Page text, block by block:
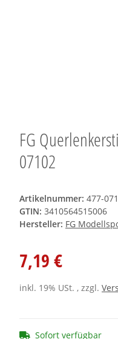
FG
07102
Artikelnummer: 477-
GTIN: 3410564515006
Hersteller: FG
7,19 €
inkl. 19% USt. , zzgl.
Sofort verfügbar